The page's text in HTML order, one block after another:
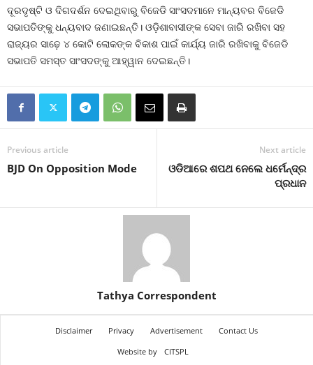
ଦୂରଦୃଷ୍ଟି ଓ ଦିଗଦର୍ଶନ ଦେଇଥିବାରୁ ବିଜେଡି ସାଂସଦମାନେ ମାନ୍ୟବର ବିଜେଡି
ସଭାପତିଙ୍କୁ ଧନ୍ୟବାଦ ଜଣାଇଛନ୍ତି। ଓଡ଼ିଶାବାସୀଙ୍କ ସେବା ଜାରି ରଖିବା ସହ
ରାଜ୍ୟର ସାଢ଼େ ୪ କୋଟି ଲୋକଙ୍କ ବିକାଶ ପାଇଁ କାର୍ଯ୍ୟ ଜାରି ରଖିବାକୁ ବିଜେଡି
ସଭାପତି ସମସ୍ତ ସାଂସଦଙ୍କୁ ଆହ୍ୱାନ ଦେଇଛନ୍ତି।
Previous article
BJD On Opposition Mode
Next article
ଓଡିଆରେ ଶପଥ ନେଲେ ଧର୍ମେନ୍ଦ୍ର
ପ୍ରଧାନ
Tathya Correspondent
Disclaimer Privacy Advertisement
Contact Us
Website by
CITSPL